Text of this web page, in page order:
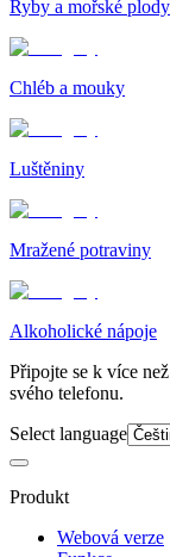
Ryby a mořské plody
Chléb a mouky
Luštěniny
Mražené potraviny
Alkoholické nápoje
Připojte se k více
svého telefonu.
Select language
Produkt
Webová verze